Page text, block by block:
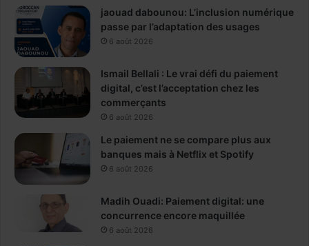
jaouad dabounou: L’inclusion numérique
passe par l’adaptation des usages
6 août 2026
Ismail Bellali : Le vrai défi du paiement
digital, c’est l’acceptation chez les
commerçants
6 août 2026
Le paiement ne se compare plus aux
banques mais à Netflix et Spotify
6 août 2026
Madih Ouadi: Paiement digital: une
concurrence encore maquillée
6 août 2026